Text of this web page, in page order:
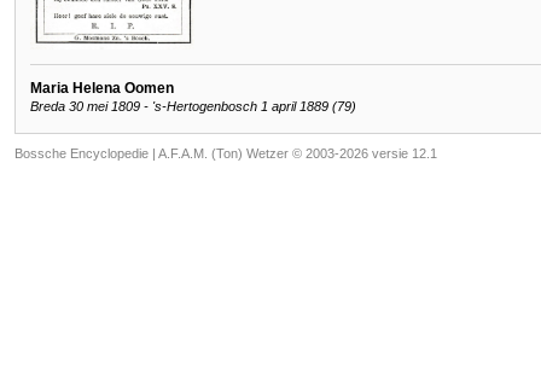
Maria Helena Oomen
Breda 30 mei 1809 - 's-Hertogenbosch 1 april 1889 (79)
Bossche Encyclopedie | A.F.A.M. (Ton) Wetzer © 2003-2026 versie 12.1